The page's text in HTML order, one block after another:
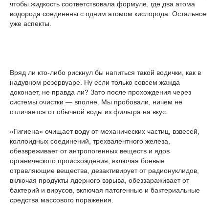
чтобы жидкость соответствовала формуле, где два атома
водорода соединены с одним атомом кислорода. Остальное
уже аспекты.
Вряд ли кто-либо рискнул бы напиться такой водички, как в
надувном резервуаре. Ну если только совсем жажда
доконает, не правда ли? Зато после прохождения через
системы очистки — вполне. Мы пробовали, ничем не
отличается от обычной воды из фильтра на вкус.
«Гигиена» очищает воду от механических частиц, взвесей,
коллоидных соединений, трехвалентного железа,
обезвреживает от антропогенных веществ и ядов
органического происхождения, включая боевые
отравляющие вещества, дезактивирует от радионуклидов,
включая продукты ядерного взрыва, обеззараживает от
бактерий и вирусов, включая патогенные и бактериальные
средства массового поражения.